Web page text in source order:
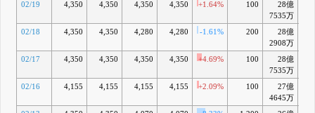
02/19 4,350 4,350 4,350 4,350 +1.64% 100
28億
7535万
02/18 4,350 4,350 4,280 4,280 -1.61% 200
28億
2908万
02/17 4,350 4,350 4,350 4,350 +4.69% 100
28億
7535万
02/16 4,155 4,155 4,155 4,155 +2.09% 100
27億
4645万